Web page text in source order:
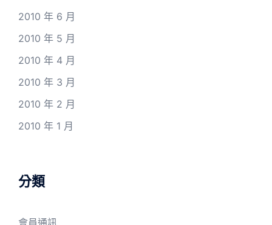
2010 年 6 月
2010 年 5 月
2010 年 4 月
2010 年 3 月
2010 年 2 月
2010 年 1 月
分類
會員通訊